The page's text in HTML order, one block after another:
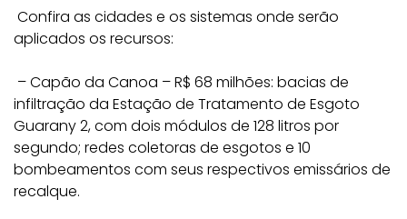
Confira as cidades e os sistemas onde serão
aplicados os recursos:
– Capão da Canoa – R$ 68 milhões: bacias de
infiltração da Estação de Tratamento de Esgoto
Guarany 2, com dois módulos de 128 litros por
segundo; redes coletoras de esgotos e 10
bombeamentos com seus respectivos emissários de
recalque.